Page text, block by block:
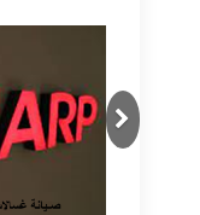
Previous